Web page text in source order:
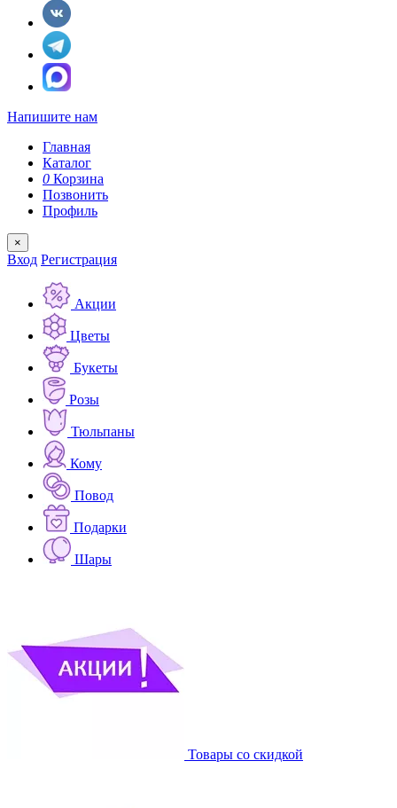
Напишите нам
Главная
Каталог
0 Корзина
Позвонить
Профиль
×
Вход Регистрация
Акции
Цветы
Букеты
Розы
Тюльпаны
Кому
Повод
Подарки
Шары
Товары со скидкой